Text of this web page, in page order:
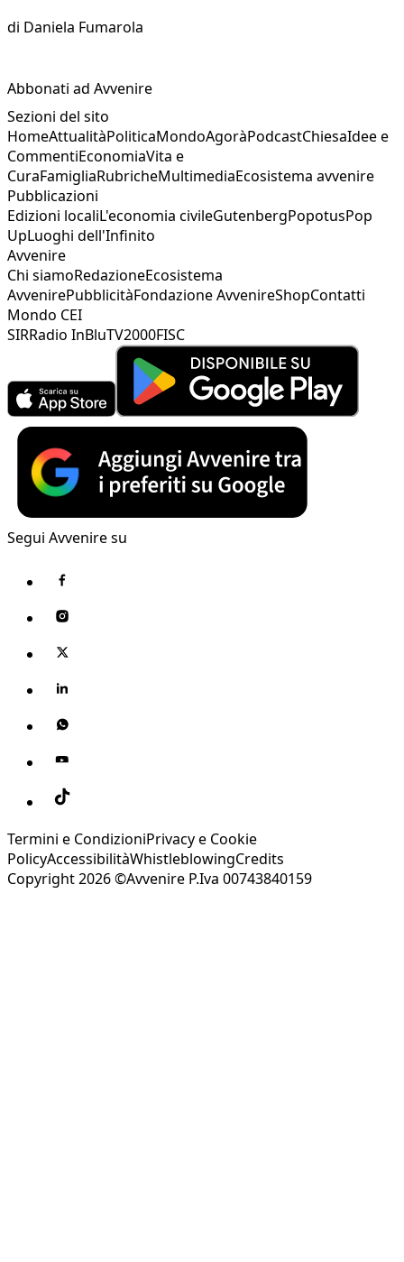
di Daniela Fumarola
Abbonati ad Avvenire
Sezioni del sito
HomeAttualitàPoliticaMondoAgoràPodcastChiesaIdee e
CommentiEconomiaVita e
CuraFamigliaRubricheMultimediaEcosistema avvenire
Pubblicazioni
Edizioni localiL'economia civileGutenbergPopotusPop
UpLuoghi dell'Infinito
Avvenire
Chi siamoRedazioneEcosistema
AvvenirePubblicitàFondazione AvvenireShopContatti
Mondo CEI
SIRRadio InBluTV2000FISC
Segui Avvenire su
Termini e CondizioniPrivacy e Cookie
PolicyAccessibilitàWhistleblowingCredits
Copyright 2026 ©Avvenire P.Iva 00743840159